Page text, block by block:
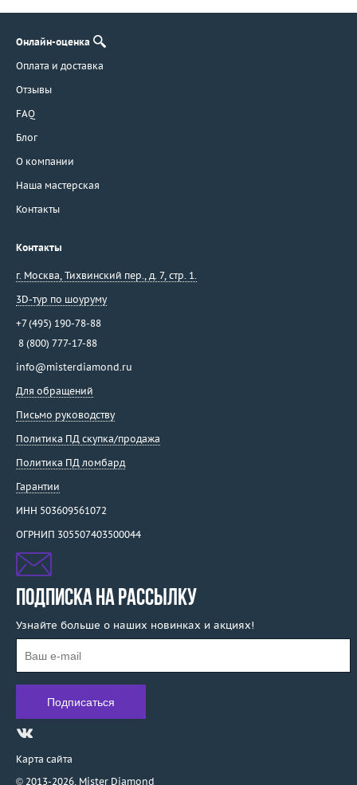
Онлайн-оценка
Оплата и доставка
Отзывы
FAQ
Блог
О компании
Наша мастерская
Контакты
Контакты
г. Москва, Тихвинский пер., д. 7, стр. 1.
3D-тур по шоуруму
+7 (495) 190-78-88
8 (800) 777-17-88
info@misterdiamond.ru
Для обращений
Письмо руководству
Политика ПД скупка/продажа
Политика ПД ломбард
Гарантии
ИНН 503609561072
ОГРНИП 305507403500044
ПОДПИСКА НА РАССЫЛКУ
Узнайте больше о наших новинках и акциях!
Карта сайта
© 2013-2026, Mister Diamond